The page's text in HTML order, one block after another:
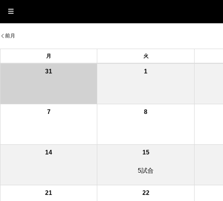
前月
月 火
31 1
7 8
14 15
5試合
21 22